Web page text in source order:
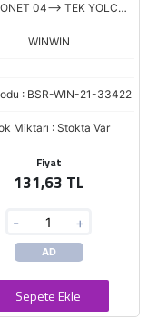
04--> TEK YOLCU
WINWIN
: BSR-WIN-21-33422
Miktarı : Stokta Var
Fiyat
131,63 TL
- +
AD
Sepete Ekle